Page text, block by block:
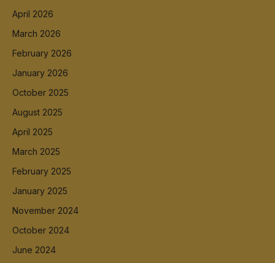
April 2026
March 2026
February 2026
January 2026
October 2025
August 2025
April 2025
March 2025
February 2025
January 2025
November 2024
October 2024
June 2024